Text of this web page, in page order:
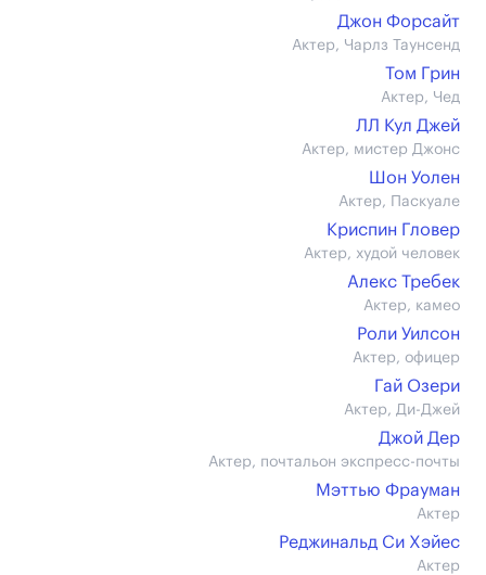
Джон Форсайт
Актер, Чарлз Таунсенд
Том Грин
Актер, Чед
ЛЛ Кул Джей
Актер, мистер Джонс
Шон Уолен
Актер, Паскуале
Криспин Гловер
Актер, худой человек
Алекс Требек
Актер, камео
Роли Уилсон
Актер, офицер
Гай Озери
Актер, Ди-Джей
Джой Дер
Актер, почтальон экспресс-почты
Мэттью Фрауман
Актер
Реджинальд Си Хэйес
Актер